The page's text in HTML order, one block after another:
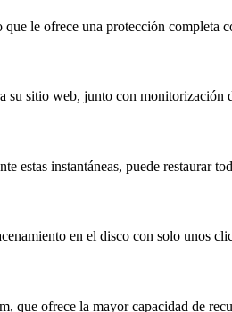
le ofrece una protección completa
sitio web, junto con
estas instantáneas, puede
en el disco con solo unos
que ofrece la mayor capacidad de